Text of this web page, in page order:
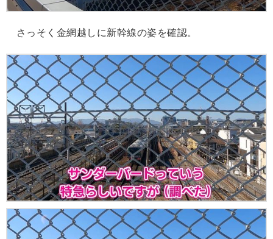
さっそく金網越しに新幹線の姿を確認。